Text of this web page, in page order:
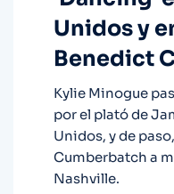
Unidos y
Benedict
Kylie Minogue
por el plató de
Unidos, y de
Cumberbatch a
Nashville.